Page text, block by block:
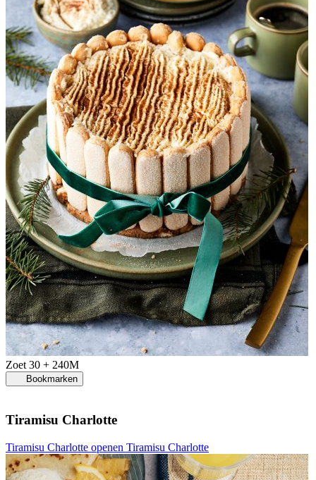
Zoet 30 + 240M
Bookmarken
Tiramisu Charlotte
Tiramisu Charlotte openen Tiramisu Charlotte